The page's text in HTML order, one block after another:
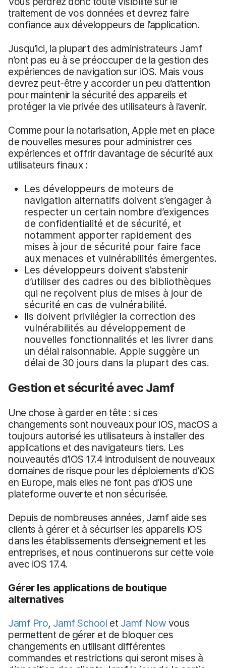
traitement de vos données et devrez faire
confiance aux développeurs de l’application.
Jusqu’ici, la plupart des administrateurs Jamf
n’ont pas eu à se préoccuper de la gestion des
expériences de navigation sur iOS. Mais vous
devrez peut-être y accorder un peu d’attention
pour maintenir la sécurité des appareils et
protéger la vie privée des utilisateurs à l’avenir.
Comme pour la notarisation, Apple met en place
de nouvelles mesures pour administrer ces
expériences et offrir davantage de sécurité aux
utilisateurs finaux :
Les développeurs de moteurs de
navigation alternatifs doivent s’engager à
respecter un certain nombre d’exigences
de confidentialité et de sécurité, et
notamment apporter rapidement des
mises à jour de sécurité pour faire face
aux menaces et vulnérabilités émergentes.
Les développeurs doivent s’abstenir
d’utiliser des cadres ou des bibliothèques
qui ne reçoivent plus de mises à jour de
sécurité en cas de vulnérabilité.
Ils doivent privilégier la correction des
vulnérabilités au développement de
nouvelles fonctionnalités et les livrer dans
un délai raisonnable. Apple suggère un
délai de 30 jours dans la plupart des cas.
Gestion et sécurité avec Jamf
Une chose à garder en tête : si ces
changements sont nouveaux pour iOS, macOS a
toujours autorisé les utilisateurs à installer des
applications et des navigateurs tiers. Les
nouveautés d’iOS 17.4 introduisent de nouveaux
domaines de risque pour les déploiements d’iOS
en Europe, mais elles ne font pas d’iOS une
plateforme ouverte et non sécurisée.
Depuis de nombreuses années, Jamf aide ses
clients à gérer et à sécuriser les appareils iOS
dans les établissements d’enseignement et les
entreprises, et nous continuerons sur cette voie
avec iOS 17.4.
Gérer les applications de boutique
alternatives
Jamf Pro, Jamf School et Jamf Now vous
permettent de gérer et de bloquer ces
changements en utilisant différentes
commandes et restrictions qui seront mises à